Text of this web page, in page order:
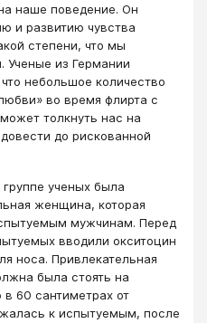
наше поведение. Он
и развитию чувства
степени, что мы
Ученые из Германии
небольшое количество
во время флирта с
толкнуть нас на
до рискованной
ученых была
женщина, которая
мужчинам. Перед
вводили окситоцин
носа. Привлекательная
была стоять на
в 60 сантиметрах от
к испытуемым, после